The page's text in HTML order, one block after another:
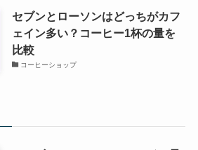
セブンとローソンはどっちがカフ
ェイン多い？コーヒー1杯の量を
比較
コーヒーショップ